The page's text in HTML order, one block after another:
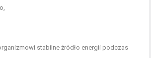
stabilne źródło energii podczas